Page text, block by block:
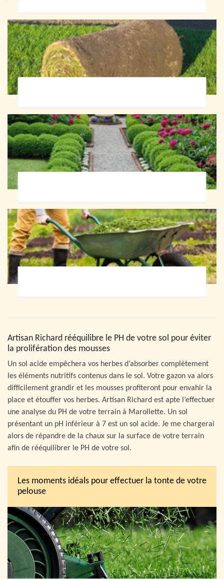
Artisan Richard rééquilibre le PH de votre sol pour éviter
la prolifération des mousses
Un sol acide empêchera vos herbes d’absorber complètement
les éléments nutritifs contenus dans le sol. Votre gazon va alors
difficilement grandir et les mousses profiteront pour envahir la
place et étouffer vos herbes. Artisan Richard est apte l’effectuer
une analyse du PH de votre terrain à Marollette. Un sol
présentant un pH inférieur à 7 est un sol acide. Je me chargerai
alors de répandre de la chaux sur la surface de votre terrain
afin de rééquilibrer le PH de votre sol.
Les moments idéals pour effectuer la tonte de votre
pelouse